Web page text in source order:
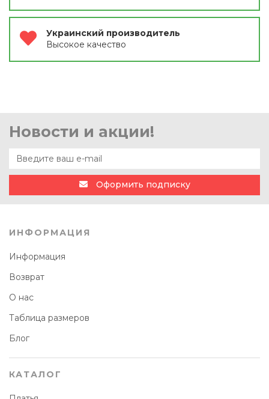
Украинский производитель
Высокое качество
Новости и акции!
Оформить подписку
ИНФОРМАЦИЯ
Информация
Возврат
О нас
Таблица размеров
Блог
КАТАЛОГ